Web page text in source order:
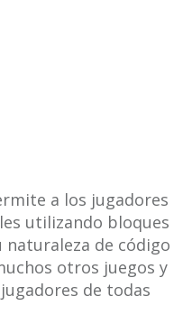
a los jugadores
utilizando bloques
naturaleza de código
otros juegos y
de todas